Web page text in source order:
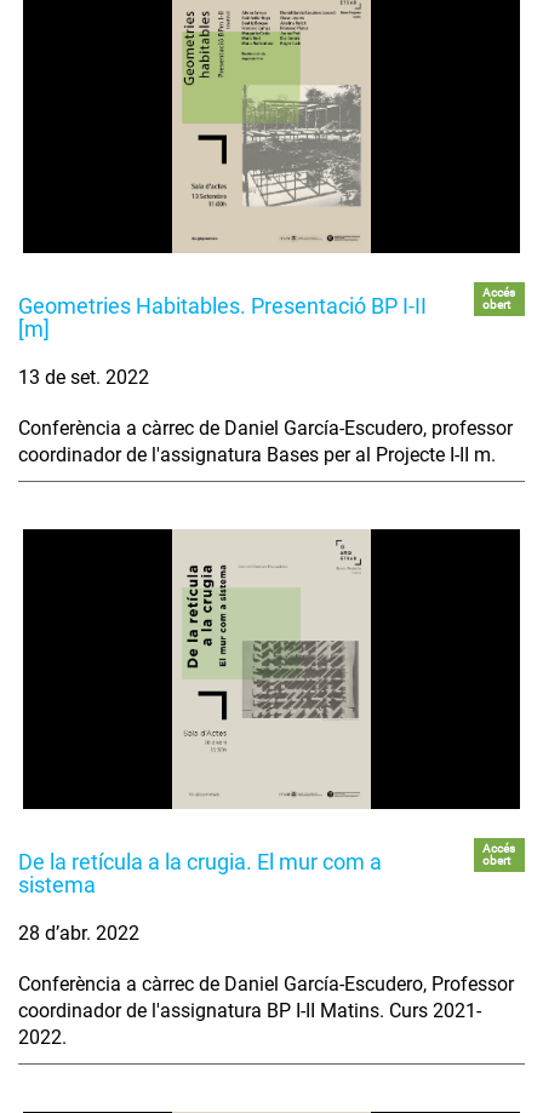
Geometries Habitables. Presentació BP I-II
[m]
Accés
obert
13 de set. 2022
Conferència a càrrec de Daniel García-Escudero, professor
coordinador de l'assignatura Bases per al Projecte I-II m.
De la retícula a la crugia. El mur com a
sistema
Accés
obert
28 d’abr. 2022
Conferència a càrrec de Daniel García-Escudero, Professor
coordinador de l'assignatura BP I-II Matins. Curs 2021-
2022.